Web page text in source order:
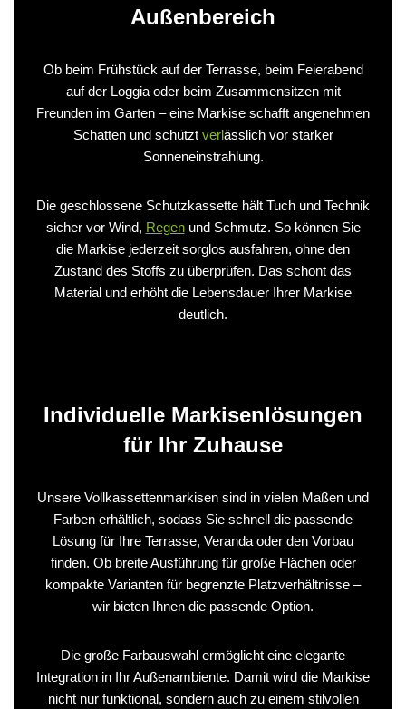
Außenbereich
Ob beim Frühstück auf der Terrasse, beim Feierabend
auf der Loggia oder beim Zusammensitzen mit
Freunden im Garten – eine Markise schafft angenehmen
Schatten und schützt verlässlich vor starker
Sonneneinstrahlung.
Die geschlossene Schutzkassette hält Tuch und Technik
sicher vor Wind, Regenund Schmutz. So können Sie
die Markise jederzeit sorglos ausfahren, ohne den
Zustand des Stoffs zu überprüfen. Das schont das
Material und erhöht die Lebensdauer Ihrer Markise
deutlich.
Individuelle Markisenlösungen
für Ihr Zuhause
Unsere Vollkassettenmarkisen sind in vielen Maßen und
Farben erhältlich, sodass Sie schnell die passende
Lösung für Ihre Terrasse, Veranda oder den Vorbau
finden. Ob breite Ausführung für große Flächen oder
kompakte Varianten für begrenzte Platzverhältnisse –
wir bieten Ihnen die passende Option.
Die große Farbauswahl ermöglicht eine elegante
Integration in Ihr Außenambiente. Damit wird die Markise
nicht nur funktional, sondern auch zu einem stilvollen